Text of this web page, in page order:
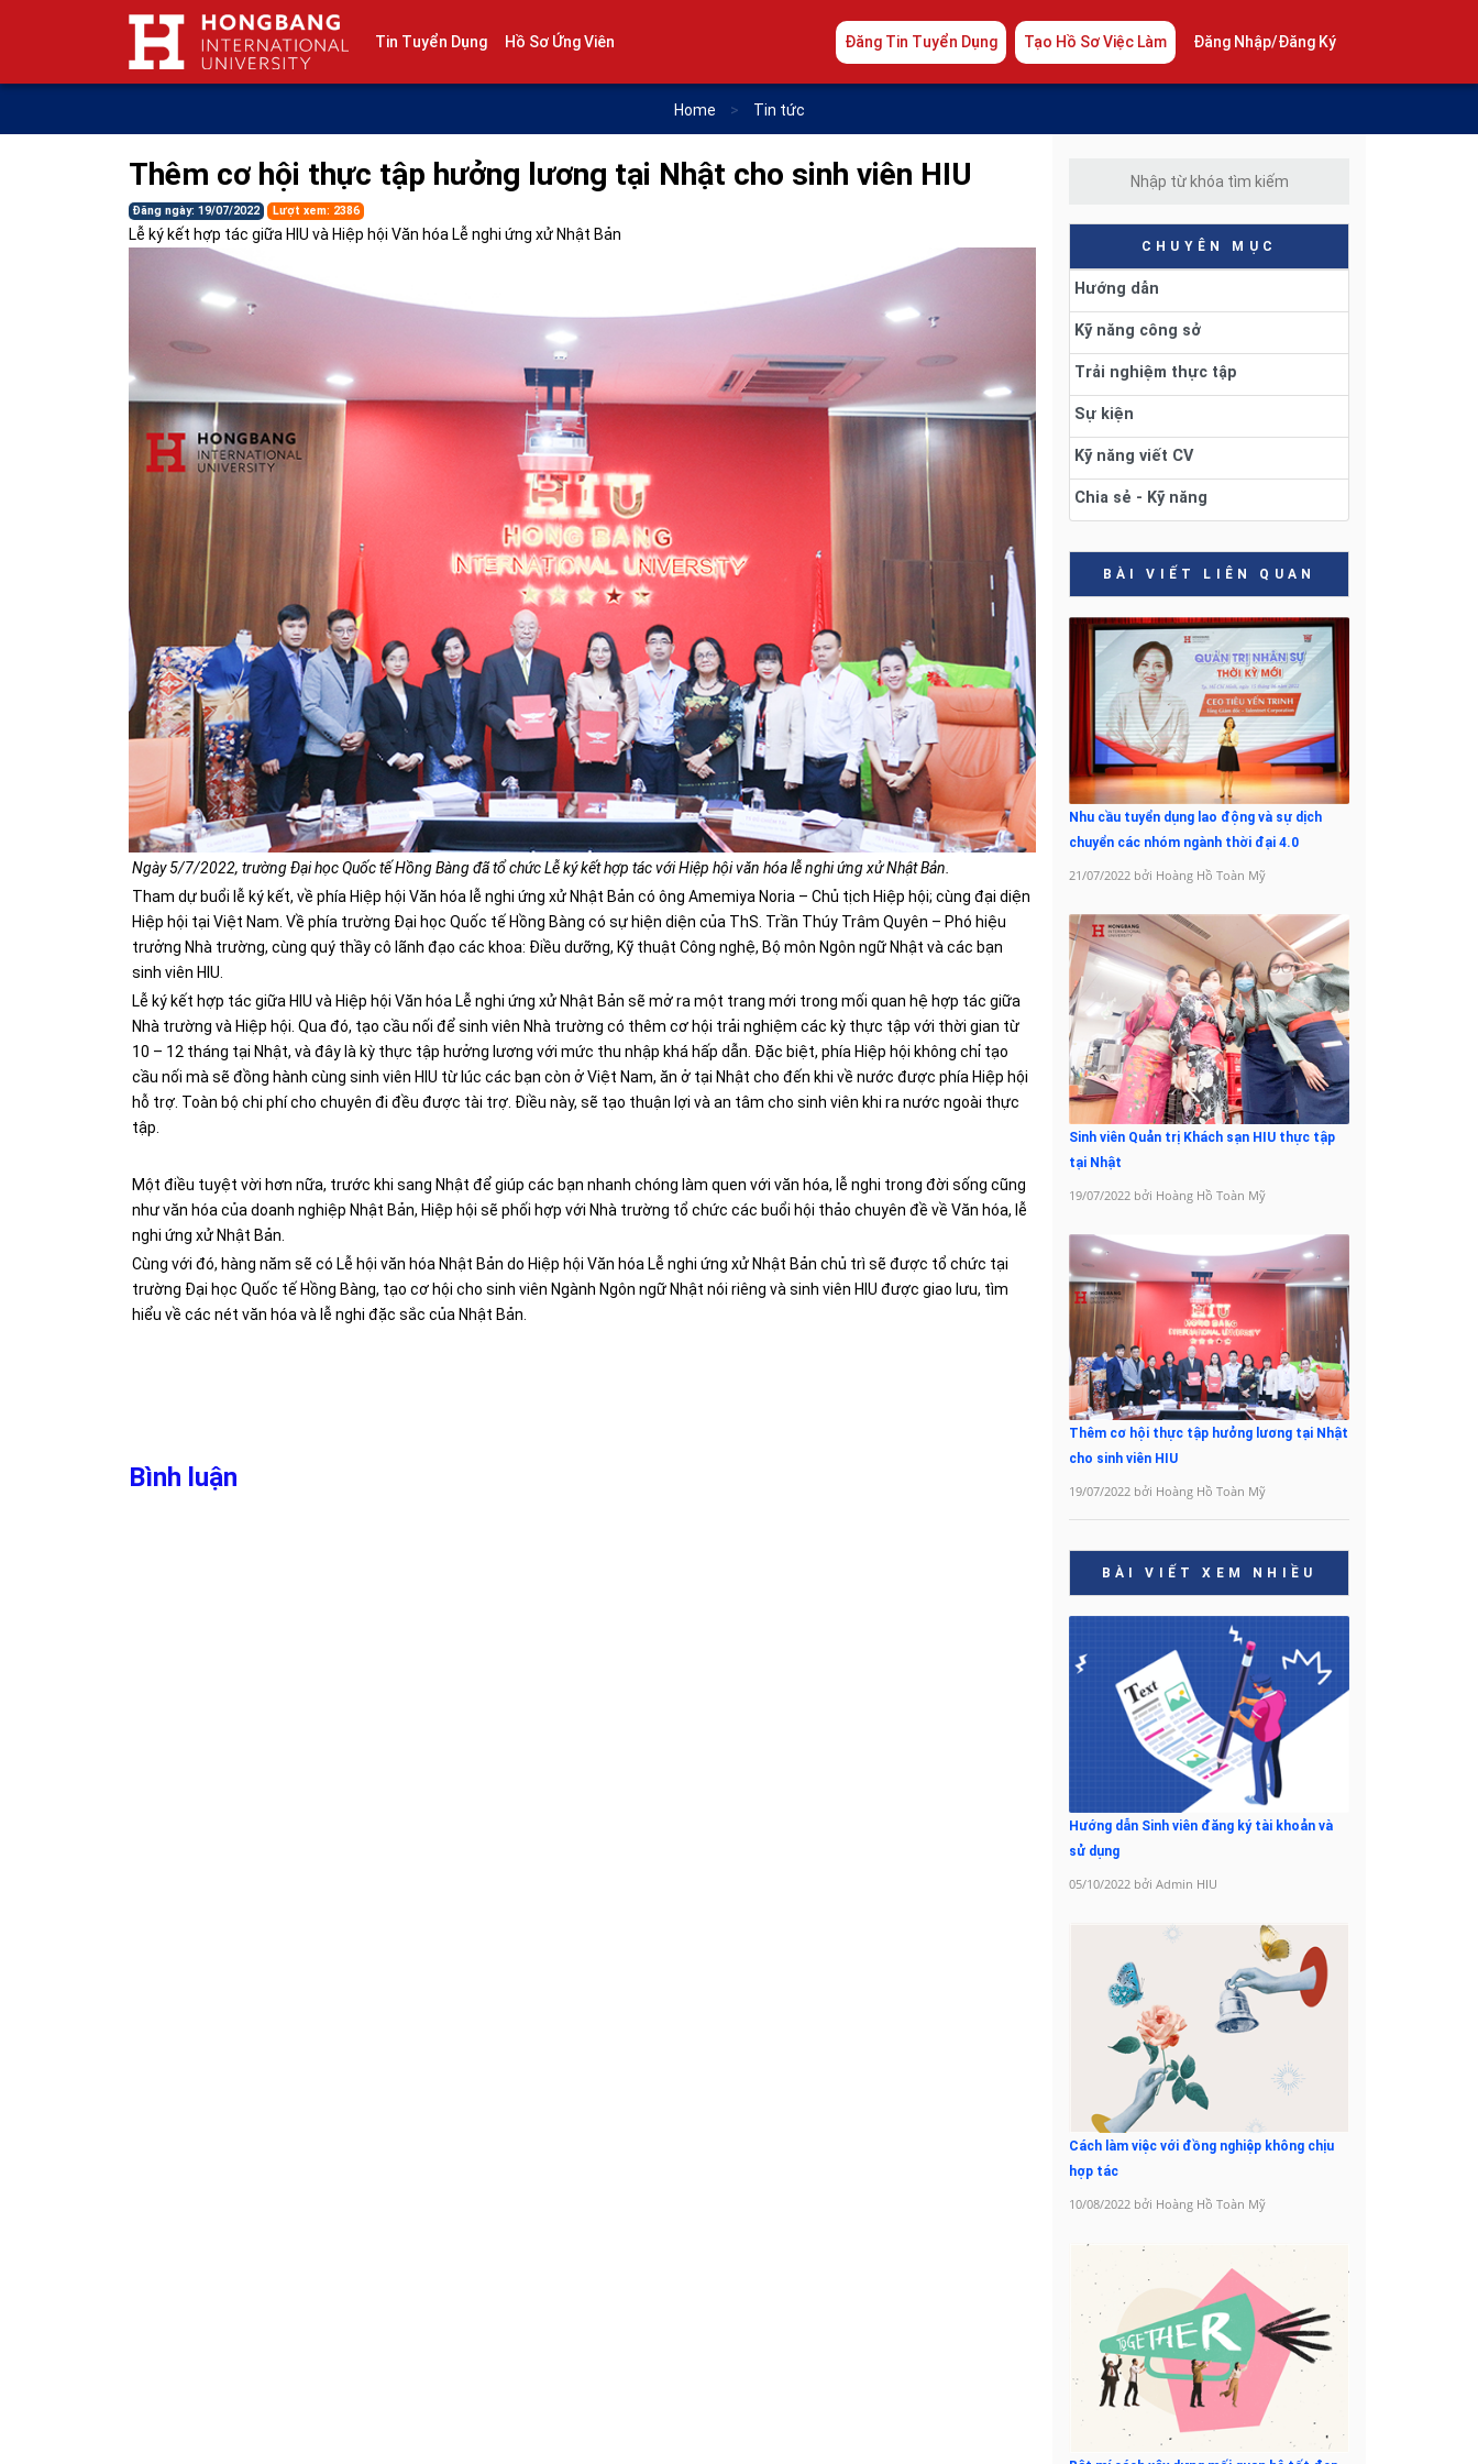
Tin Tuyển Dụng Hồ Sơ Ứng Viên Đăng Tin Tuyển Dụng Tạo Hồ Sơ Việc Làm Đăng Nhập/Đăng Ký
Home > Tin tức
Thêm cơ hội thực tập hưởng lương tại Nhật cho sinh viên HIU
Đăng ngày: 19/07/2022 Lượt xem: 2386
Lễ ký kết hợp tác giữa HIU và Hiệp hội Văn hóa Lễ nghi ứng xử Nhật Bản
Ngày 5/7/2022, trường Đại học Quốc tế Hồng Bàng đã tổ chức Lễ ký kết hợp tác với Hiệp hội văn hóa lễ nghi ứng xử Nhật Bản.
Tham dự buổi lễ ký kết, về phía Hiệp hội Văn hóa lễ nghi ứng xử Nhật Bản có ông Amemiya Noria – Chủ tịch Hiệp hội; cùng đại diện
Hiệp hội tại Việt Nam. Về phía trường Đại học Quốc tế Hồng Bàng có sự hiện diện của ThS. Trần Thúy Trâm Quyên – Phó hiệu
trưởng Nhà trường, cùng quý thầy cô lãnh đạo các khoa: Điều dưỡng, Kỹ thuật Công nghệ, Bộ môn Ngôn ngữ Nhật và các bạn
sinh viên HIU.
Lễ ký kết hợp tác giữa HIU và Hiệp hội Văn hóa Lễ nghi ứng xử Nhật Bản sẽ mở ra một trang mới trong mối quan hệ hợp tác giữa
Nhà trường và Hiệp hội. Qua đó, tạo cầu nối để sinh viên Nhà trường có thêm cơ hội trải nghiệm các kỳ thực tập với thời gian từ
10 – 12 tháng tại Nhật, và đây là kỳ thực tập hưởng lương với mức thu nhập khá hấp dẫn. Đặc biệt, phía Hiệp hội không chỉ tạo
cầu nối mà sẽ đồng hành cùng sinh viên HIU từ lúc các bạn còn ở Việt Nam, ăn ở tại Nhật cho đến khi về nước được phía Hiệp hội
hỗ trợ. Toàn bộ chi phí cho chuyên đi đều được tài trợ. Điều này, sẽ tạo thuận lợi và an tâm cho sinh viên khi ra nước ngoài thực
tập.
Một điều tuyệt vời hơn nữa, trước khi sang Nhật để giúp các bạn nhanh chóng làm quen với văn hóa, lễ nghi trong đời sống cũng
như văn hóa của doanh nghiệp Nhật Bản, Hiệp hội sẽ phối hợp với Nhà trường tổ chức các buổi hội thảo chuyên đề về Văn hóa, lễ
nghi ứng xử Nhật Bản.
Cùng với đó, hàng năm sẽ có Lễ hội văn hóa Nhật Bản do Hiệp hội Văn hóa Lễ nghi ứng xử Nhật Bản chủ trì sẽ được tổ chức tại
trường Đại học Quốc tế Hồng Bàng, tạo cơ hội cho sinh viên Ngành Ngôn ngữ Nhật nói riêng và sinh viên HIU được giao lưu, tìm
hiểu về các nét văn hóa và lễ nghi đặc sắc của Nhật Bản.
Bình luận
CHUYÊN MỤC
Hướng dẫn
Kỹ năng công sở
Trải nghiệm thực tập
Sự kiện
Kỹ năng viết CV
Chia sẻ - Kỹ năng
BÀI VIẾT LIÊN QUAN
Nhu cầu tuyển dụng lao động và sự dịch
chuyển các nhóm ngành thời đại 4.0
21/07/2022 bởi Hoàng Hồ Toàn Mỹ
Sinh viên Quản trị Khách sạn HIU thực tập
tại Nhật
19/07/2022 bởi Hoàng Hồ Toàn Mỹ
Thêm cơ hội thực tập hưởng lương tại Nhật
cho sinh viên HIU
19/07/2022 bởi Hoàng Hồ Toàn Mỹ
BÀI VIẾT XEM NHIỀU
Hướng dẫn Sinh viên đăng ký tài khoản và
sử dụng
05/10/2022 bởi Admin HIU
Cách làm việc với đồng nghiệp không chịu
hợp tác
10/08/2022 bởi Hoàng Hồ Toàn Mỹ